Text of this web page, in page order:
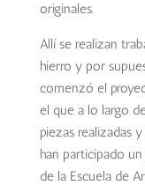
originales.
Allí se realizan
hierro y por
comenzó el
el que a lo largo
piezas realizadas
han participado
de la Escuela de